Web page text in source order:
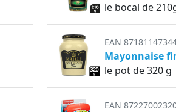
le bocal de
EAN
Mayonnaise
le pot de 320 g
EAN